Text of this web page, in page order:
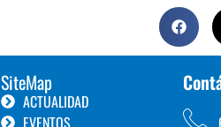
SiteMap
ACTUALIDAD